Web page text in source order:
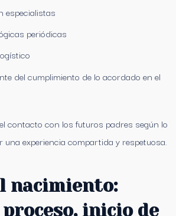
especialistas
periódicas
del cumplimiento de lo acordado en el
contacto con los futuros padres según lo
experiencia compartida y respetuosa.
nacimiento:
inicio de